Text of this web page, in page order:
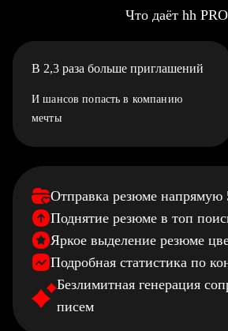
Что даёт hh PRO
В 2,3 раза больше приглашений
И шансов попасть в компанию
мечты
Отправка резюме напрямую
Поднятие резюме в топ
Яркое выделение резюме
Подробная статистика по
Безлимитная генерация
писем